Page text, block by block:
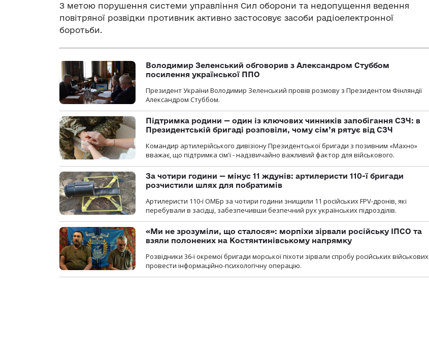
З метою порушення системи управління Сил оборони та недопущення ведення
повітряної розвідки противник активно застосовує засоби радіоелектронної
боротьби.
Володимир Зеленський обговорив з Александром Стуббом
посилення української ППО
Президент України Володимир Зеленський провів розмову з Президентом Фінляндії
Александром Стуббом.
Підтримка родини — один із ключових чинників запобігання СЗЧ: в
Президентській бригаді розповіли, чому сім’я рятує від СЗЧ
Командир артилерійського дивізіону Президентської бригади з позивним «Махно»
вважає, що підтримка сім'ї - надзвичайно важливий фактор для військового.
За чотири години — мінус 11 ждунів: артилеристи 110-ї бригади
розчистили шлях для побратимів
Артилеристи 110-ї ОМБр за чотири години знищили 11 російських FPV-дронів, які
перебували в засідці, забезпечивши безпечний рух українських підрозділів.
«Ми не зрозуміли, що сталося»: морпіхи зірвали російську ІПСО та
взяли полонених на Костянтинівському напрямку
Розвідники 36-ї окремої бригади морської піхоти зірвали спробу російських військових
провести інформаційно-психологічну операцію.